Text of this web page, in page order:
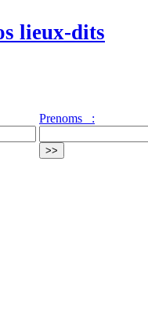
lieux-dits
Prenoms :